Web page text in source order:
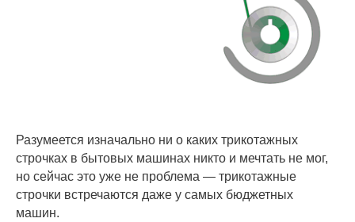
Разумеется изначально ни о каких трикотажных
строчках в бытовых машинах никто и мечтать не мог,
но сейчас это уже не проблема — трикотажные
строчки встречаются даже у самых бюджетных
машин.